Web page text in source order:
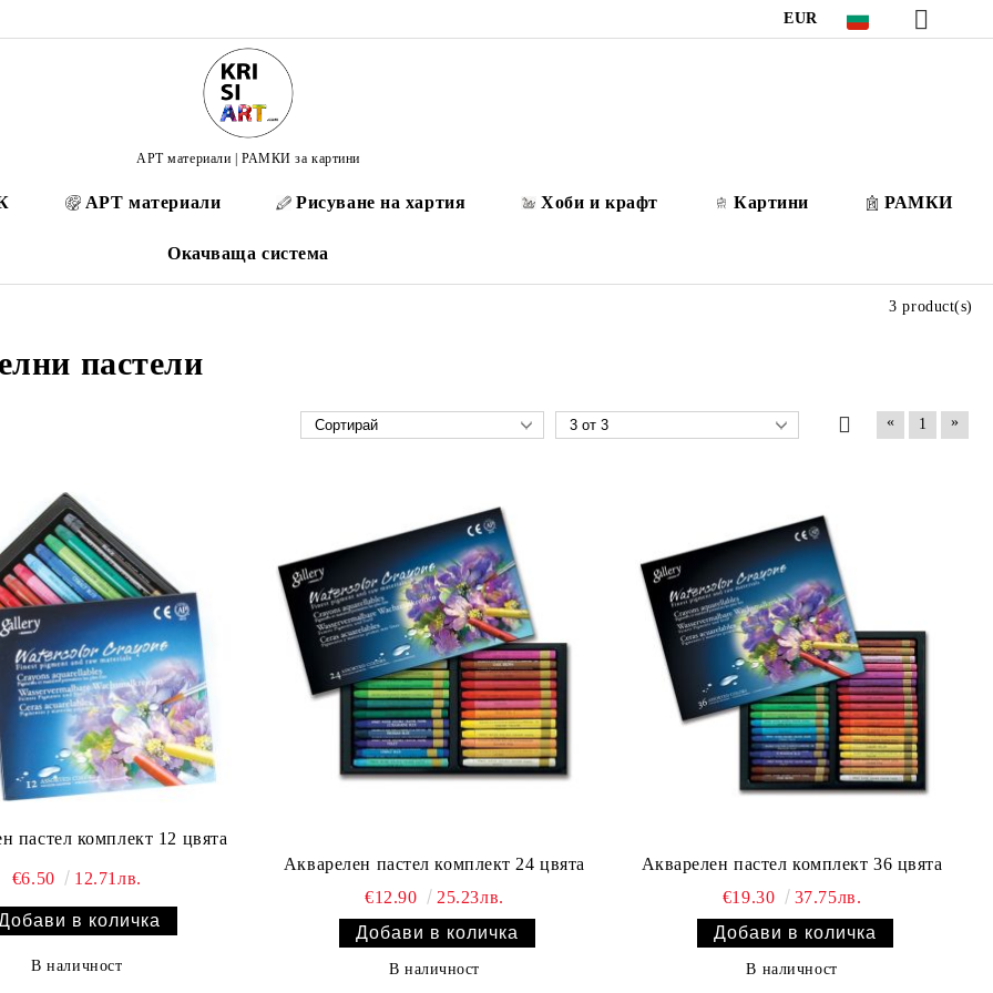
EUR
АРТ материали | РАМКИ за картини
АРТ материали Рисуване на хартия Хоби и крафт Картини РАМКИ
Окачваща система
пастели
3 product(s)
« 1 »
пастел комплект 12 цвята
€6.50 12.71лв.
В наличност
Акварелен пастел комплект 24 цвята
€12.90
25.23лв.
В наличност
Акварелен пастел комплект 36 цвята
€19.30
37.75лв.
В наличност